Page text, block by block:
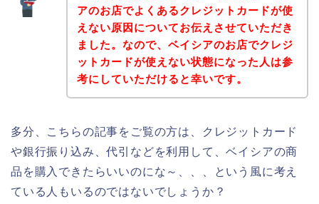
アのお店でよくあるクレジットカードが使
えない原因についてお伝えさせていただき
ました。なので、ベイシアのお店でクレジ
ットカードが使えない状態になった人は参
考にしていただけると幸いです。
多分、こちらの記事をご覧の方は、クレジットカード
や銀行振り込み、代引などを利用して、ベイシアの商
品を購入できたらいいのにな～、、、という風に考え
ている人もいるのではないでしょうか？